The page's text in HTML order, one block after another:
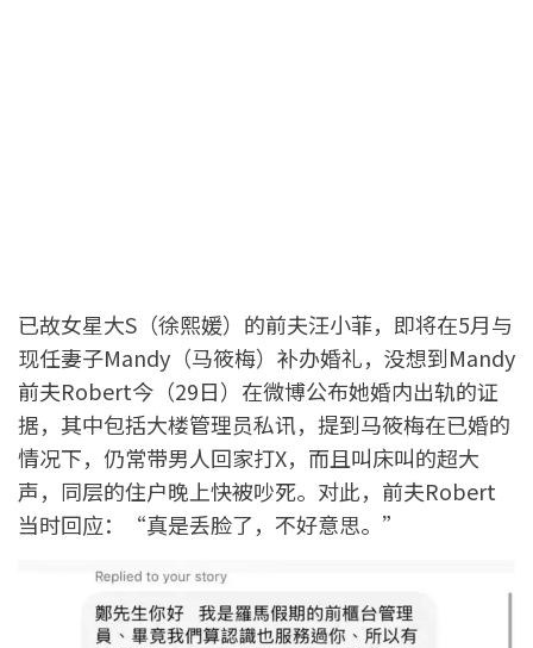
已故女星大S（徐熙媛）的前夫汪小菲，即将在5月与
现任妻子Mandy（马筱梅）补办婚礼，没想到Mandy
前夫Robert今（29日）在微博公布她婚内出轨的证
据，其中包括大楼管理员私讯，提到马筱梅在已婚的
情况下，仍常带男人回家打X，而且叫床叫的超大
声，同层的住户晚上快被吵死。对此，前夫Robert
当时回应：“真是丢脸了，不好意思。”